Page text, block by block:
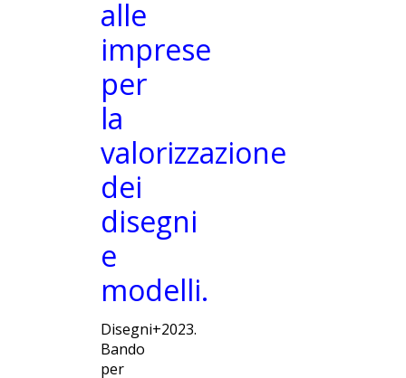
alle
imprese
per
la
valorizzazione
dei
disegni
e
modelli.
Disegni+2023.
Bando
per